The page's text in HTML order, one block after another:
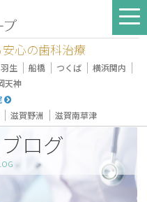
心の歯科治療
羽生 ｜ 船橋 ｜ つくば ｜ 横浜関内 ｜
天神
｜ 滋賀野洲 ｜ 滋賀南草津
ログ